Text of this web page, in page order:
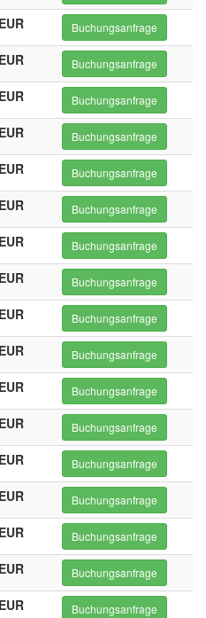
Buchungsanfrage
Buchungsanfrage
Buchungsanfrage
Buchungsanfrage
Buchungsanfrage
Buchungsanfrage
Buchungsanfrage
Buchungsanfrage
Buchungsanfrage
Buchungsanfrage
Buchungsanfrage
Buchungsanfrage
Buchungsanfrage
Buchungsanfrage
Buchungsanfrage
Buchungsanfrage
Buchungsanfrage